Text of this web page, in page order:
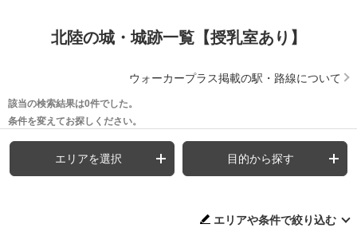
北陸の城・城跡一覧【授乳室あり】
ウォーカープラス掲載の駅・路線について
該当の検索結果は0件でした。
条件を変えてお探しください。
エリアを選択 目的から探す
エリアや条件で絞り込む